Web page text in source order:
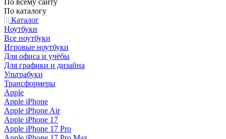
По всему сайту
По каталогу
Каталог
Ноутбуки
Все ноутбуки
Игровые ноутбуки
Для офиса и учёбы
Для графики и дизайна
Ультрабуки
Трансформеры
Apple
Apple iPhone
Apple iPhone Air
Apple iPhone 17
Apple iPhone 17 Pro